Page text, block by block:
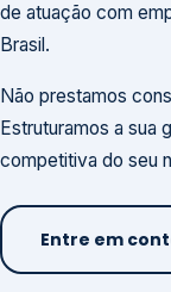
de atuação com
Brasil.
Não prestamos
Estruturamos a sua
competitiva do seu
Entre em